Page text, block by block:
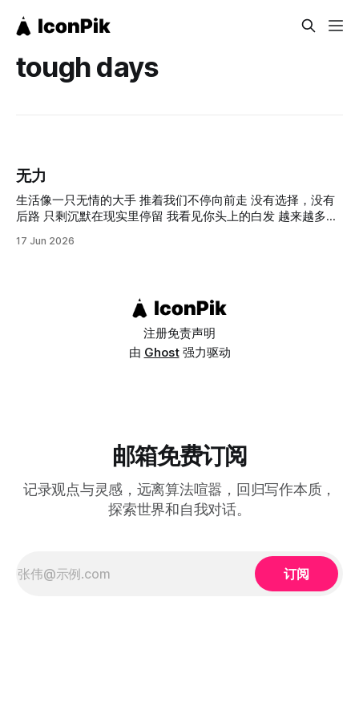
tough days
无力
生活像一只无情的大手 推着我们不停向前走 没有选择，没有
后路 只剩沉默在现实里停留 我看见你头上的白发 越来越多数
刀 割不断，也放不下 无能为力 让我站在原地看着你硬撑 却伸
只看表面 只有我看见你藏着的疤 那一瞬间的轻松 像深空坠落
的彗星 交集那么短暂 却在最深的夜里 照亮我很久很久 如果还
能再来一次 我只想抱紧你 哪怕还是一句话也说不出口
17 Jun 2026
注册免责声明
由 Ghost强力驱动
邮箱免费订阅
记录观点与灵感，远离算法喧嚣，回归写作本质，
探索世界和自我对话。
订阅